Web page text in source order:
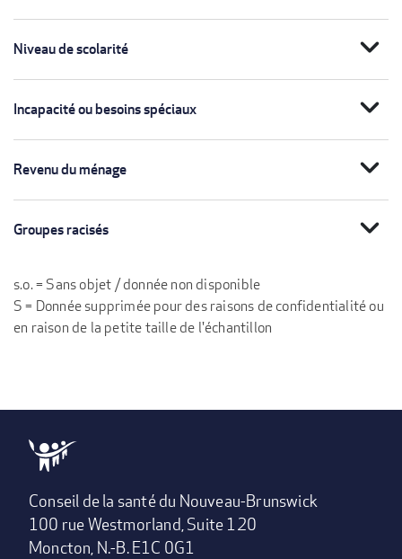
Niveau de scolarité expand_more
Incapacité ou besoins spéciaux expand_more
Revenu du ménage expand_more
Groupes racisés expand_more
s.o. = Sans objet / donnée non disponible
S = Donnée supprimée pour des raisons de confidentialité ou
en raison de la petite taille de l'échantillon
Conseil de la santé du Nouveau-Brunswick
100 rue Westmorland, Suite 120
Moncton, N.-B. E1C 0G1